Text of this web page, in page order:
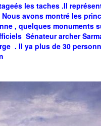
les taches .Il
avons montré les
, quelques
Sénateur archer
. Il ya plus de 30